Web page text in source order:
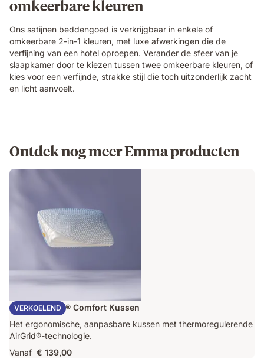
omkeerbare kleuren
Ons satijnen beddengoed is verkrijgbaar in enkele of
omkeerbare 2-in-1 kleuren, met luxe afwerkingen die de
verfijning van een hotel oproepen. Verander de sfeer van je
slaapkamer door te kiezen tussen twee omkeerbare kleuren, of
kies voor een verfijnde, strakke stijl die toch uitzonderlijk zacht
en licht aanvoelt.
Ontdek nog meer Emma producten
VERKOELEND
Emma AirGrid® Comfort Kussen
Het ergonomische, aanpasbare kussen met thermoregulerende
AirGrid®-technologie.
Vanaf € 139,00